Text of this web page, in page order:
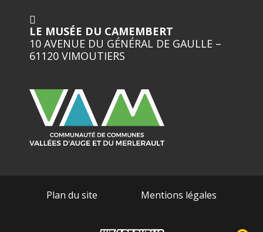
LE MUSÉE DU CAMEMBERT
10 AVENUE DU GÉNÉRAL DE GAULLE –
61120 VIMOUTIERS
Plan du site Mentions légales